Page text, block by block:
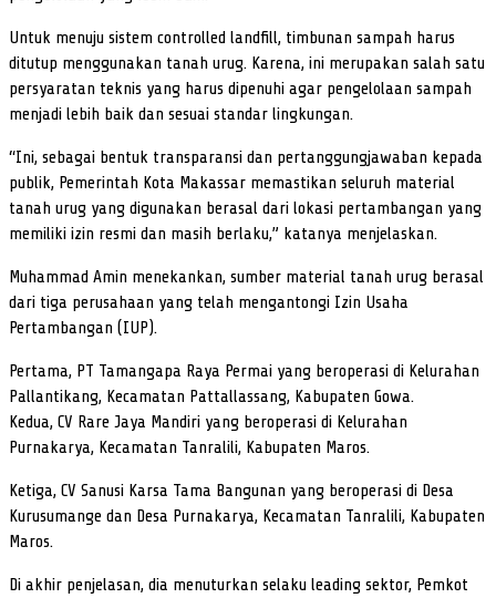
Untuk menuju sistem controlled landfill, timbunan sampah harus
ditutup menggunakan tanah urug. Karena, ini merupakan salah satu
persyaratan teknis yang harus dipenuhi agar pengelolaan sampah
menjadi lebih baik dan sesuai standar lingkungan.
“Ini, sebagai bentuk transparansi dan pertanggungjawaban kepada
publik, Pemerintah Kota Makassar memastikan seluruh material
tanah urug yang digunakan berasal dari lokasi pertambangan yang
memiliki izin resmi dan masih berlaku,” katanya menjelaskan.
Muhammad Amin menekankan, sumber material tanah urug berasal
dari tiga perusahaan yang telah mengantongi Izin Usaha
Pertambangan (IUP).
Pertama, PT Tamangapa Raya Permai yang beroperasi di Kelurahan
Pallantikang, Kecamatan Pattallassang, Kabupaten Gowa.
Kedua, CV Rare Jaya Mandiri yang beroperasi di Kelurahan
Purnakarya, Kecamatan Tanralili, Kabupaten Maros.
Ketiga, CV Sanusi Karsa Tama Bangunan yang beroperasi di Desa
Kurusumange dan Desa Purnakarya, Kecamatan Tanralili, Kabupaten
Maros.
Di akhir penjelasan, dia menuturkan selaku leading sektor, Pemkot